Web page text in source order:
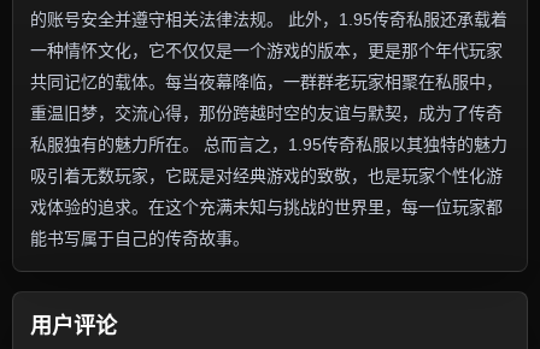
的账号安全并遵守相关法律法规。 此外，1.95传奇私服还承载着
一种情怀文化，它不仅仅是一个游戏的版本，更是那个年代玩家
共同记忆的载体。每当夜幕降临，一群群老玩家相聚在私服中，
重温旧梦，交流心得，那份跨越时空的友谊与默契，成为了传奇
私服独有的魅力所在。 总而言之，1.95传奇私服以其独特的魅力
吸引着无数玩家，它既是对经典游戏的致敬，也是玩家个性化游
戏体验的追求。在这个充满未知与挑战的世界里，每一位玩家都
能书写属于自己的传奇故事。
用户评论